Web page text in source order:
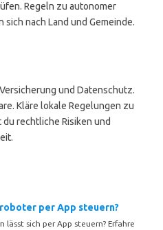
Regeln zu autonomer
nach Land und Gemeinde.
und Datenschutz.
Kläre lokale Regelungen zu
du rechtliche Risiken und
per App steuern?
sich per App steuern? Erfahre